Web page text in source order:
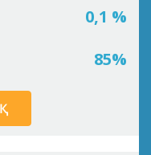
0,1 %
85%